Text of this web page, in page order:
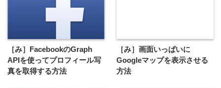
［み］FacebookのGraph
APIを使ってプロフィール写
真を取得する方法
［み］画面いっぱいに
Googleマップを表示させる
方法